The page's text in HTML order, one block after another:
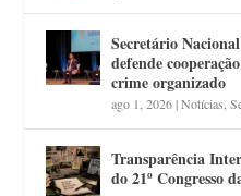
Secretário
defende
crime organizado
ago 1, 2026|Notícias ,
Transparência
do 21º Congresso